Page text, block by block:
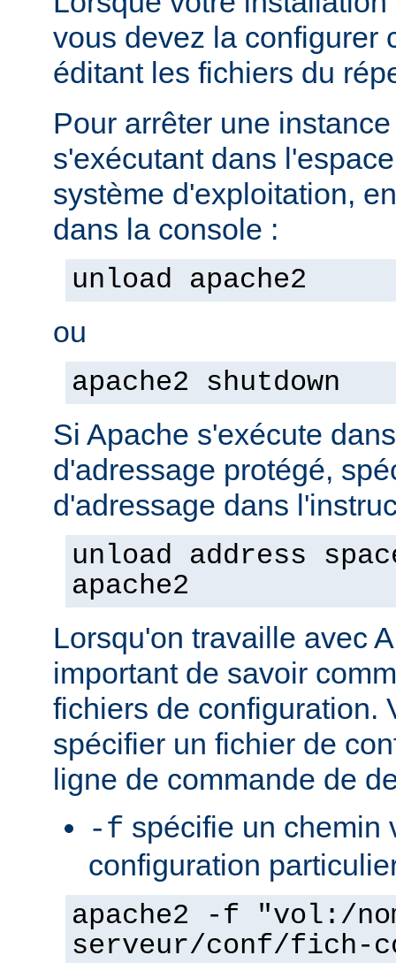
vous devez la configurer
éditant les fichiers du
Pour arrêter une
s'exécutant dans
système d'exploitation,
dans la console :
unload apache2
ou
apache2 shutdown
Si Apache s'exécute
d'adressage protégé,
d'adressage dans
unload address
apache2
Lorsqu'on travaille avec
important de savoir
fichiers de configuration.
spécifier un fichier de
ligne de commande de
-f spécifie un chemin
configuration
apache2 -f "vol:/
serveur/conf/fich-